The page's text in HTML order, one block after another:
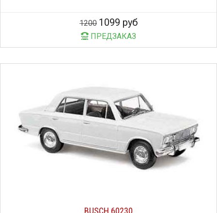
1200 1099 руб
ПРЕДЗАКАЗ
BUSCH 60230